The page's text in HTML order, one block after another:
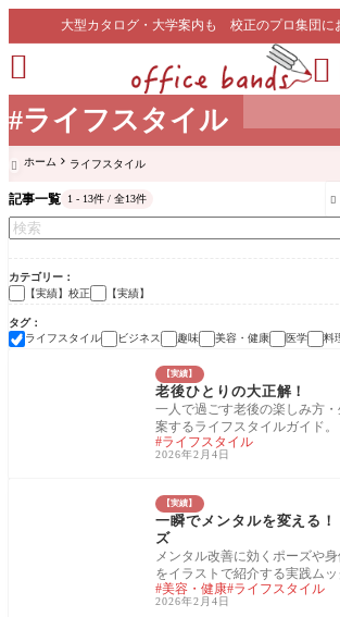
#ライフスタイル
大型カタログ・大学案内も 校正のプロ集団に


 ホーム ライフスタイル
記事一覧 1 - 13件 / 全13件 
カテゴリー
【実績】校正
【実績】
タグ
ライフスタイル
ビジネス 趣味 美容・健康 医学 料
【実績】
老後ひとりの大正解！
一人で過ごす老後の楽しみ方
案するライフスタイルガイド。
島社 監修：黒澤史津乃 発売日 :
本の長
ライフスタイル
2026年2月4日
【実績】
一瞬でメンタルを変える
ズ
メンタル改善に効くポーズや
をイラストで紹介する実践ムッ
宝島社 監修：伊藤義徳 発売日 :
本の
美容・健康 ライフスタイル
2026年2月4日